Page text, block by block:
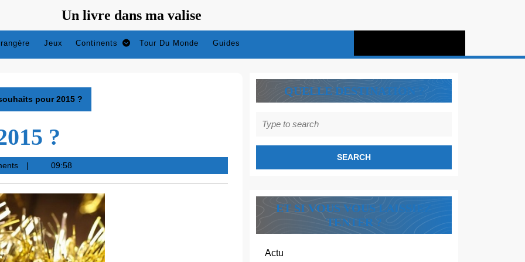
Un livre dans ma valise
Jeux Continents Tour Du Monde Guides
pour 2015 ?
?
09:58
QUELLE DESTINATION ?
for:
ET SI VOUS VOUS LAISSIEZ
TENTER ?
Actu